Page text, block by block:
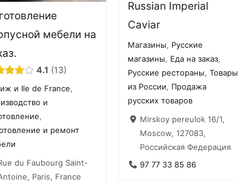
Russian Imperial
Caviar
Магазины, Русские
магазины, Еда на заказ,
Русские рестораны,Товары
из России, Продажа
русских товаров
Mirskoy pereulok 16/1,
Moscow, 127083,
Российская Федерация
97 77 33 85 86
мебели на
4.1 13
и Ile de France,
и
,
и ремонт
du Faubourg Saint-
Paris, France